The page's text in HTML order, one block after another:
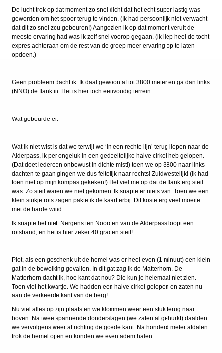
De lucht trok op dat moment zo snel dicht dat het echt super lastig was
geworden om het spoor terug te vinden. (Ik had persoonlijk niet verwacht
dat dit zo snel zou gebeuren!) Aangezien ik op dat moment veruit de
meeste ervaring had was ik zelf snel voorop gegaan. (ik liep heel de tocht
expres achteraan om de rest van de groep meer ervaring op te laten
opdoen.)
Geen probleem dacht ik. Ik daal gewoon af tot 3800 meter en ga dan links
(NNO) de flank in. Het is hier toch eenvoudig terrein.
Wat gebeurde er:
Wat ik niet wist is dat we terwijl we ‘in een rechte lijn’ terug liepen naar de
Alderpass, ik per ongeluk in een gedeeltelijke halve cirkel heb gelopen.
(Dat doet iedereen onbewust in dichte mist!) toen we op 3800 naar links
dachten te gaan gingen we dus feitelijk naar rechts! Zuidwestelijk! (Ik had
toen niet op mijn kompas gekeken!) Het viel me op dat de flank erg steil
was. Zo steil waren we niet gekomen. Ik snapte er niets van. Toen we een
klein stukje rots zagen pakte ik de kaart erbij. Dit koste erg veel moeite
met de harde wind.
Ik snapte het niet. Nergens ten Noorden van de Alderpass loopt een
rotsband, en het is hier zeker 40 graden steil!
Plot, als een geschenk uit de hemel was er heel even (1 minuut) een klein
gat in de bewolking gevallen. In dit gat zag ik de Matterhorn. De
Matterhorn dacht ik, hoe kant dat nou? Die kun je helemaal niet zien.
Toen viel het kwartje. We hadden een halve cirkel gelopen en zaten nu
aan de verkeerde kant van de berg!
Nu viel alles op zijn plaats en we klommen weer een stuk terug naar
boven. Na twee spannende donderslagen (we zaten al gehurkt) daalden
we vervolgens weer af richting de goede kant. Na honderd meter afdalen
trok de hemel open en konden we even adem halen.